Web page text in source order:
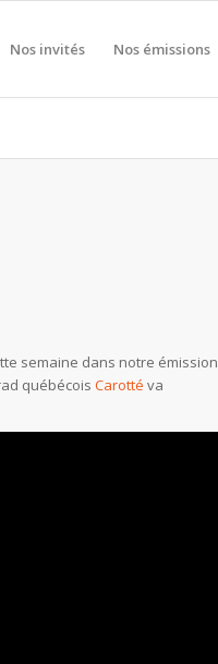
Nos invités Nos émissions
semaine dans notre émission
québécois Carotté va